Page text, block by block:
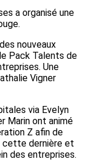
a organisé une
nouveaux
Pack Talents de
Une
Vigner
via Evelyn
Marin ont animé
Z afin de
cette dernière et
des entreprises.